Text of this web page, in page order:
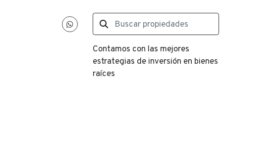
Contamos con las mejores
estrategias de inversión en bienes
raíces